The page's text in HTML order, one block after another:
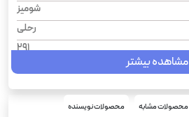
شومیز
رحلی
291
مشاهده بیشتر
محصولات مشابه محصولات نویسنده